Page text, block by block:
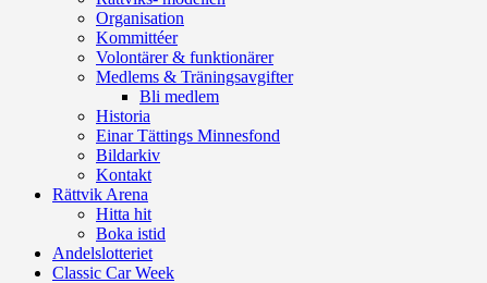
Organisation
Kommittéer
Volontärer & funktionärer
Medlems & Träningsavgifter
Bli medlem
Historia
Einar Tättings Minnesfond
Bildarkiv
Kontakt
Rättvik Arena
Hitta hit
Boka istid
Andelslotteriet
Classic Car Week